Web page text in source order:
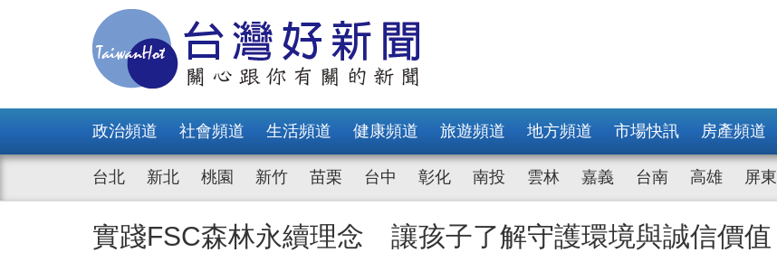
政治頻道 社會頻道 生活頻道 健康頻道 旅遊頻道 地方頻道 市場快訊 房產頻道
台北 新北 桃園 新竹 苗栗 台中 彰化 南投 雲林 嘉義 台南 高雄 屏東
實踐FSC森林永續理念 讓孩子了解守護環境與誠信價值